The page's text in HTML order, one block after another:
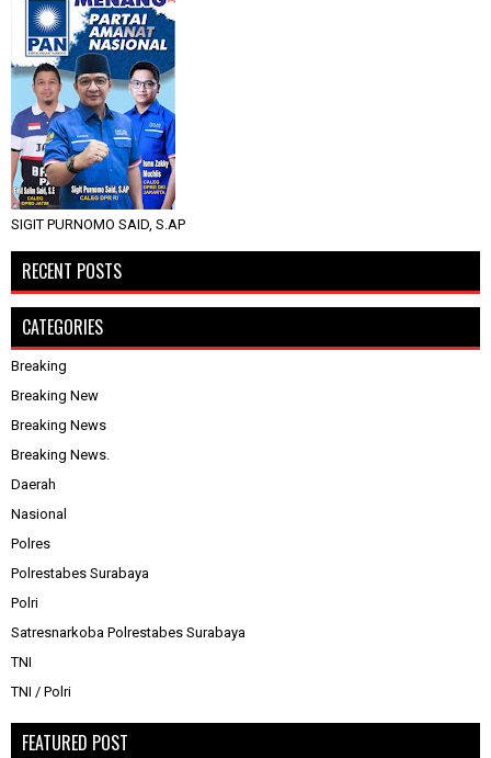
SIGIT PURNOMO SAID, S.AP
RECENT POSTS
CATEGORIES
Breaking
Breaking New
Breaking News
Breaking News.
Daerah
Nasional
Polres
Polrestabes Surabaya
Polri
Satresnarkoba Polrestabes Surabaya
TNI
TNI / Polri
FEATURED POST